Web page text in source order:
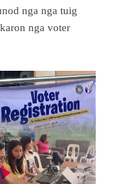
nga nga tuig
nga voter